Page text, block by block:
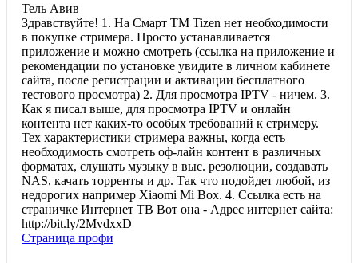
Тель Авив
Здравствуйте! 1. На Смарт ТМ Tizen нет необходимости
в покупке стримера. Просто устанавливается
приложение и можно смотреть (ссылка на приложение и
рекомендации по установке увидите в личном кабинете
сайта, после регистрации и активации бесплатного
тестового просмотра) 2. Для просмотра IPTV - ничем. 3.
Как я писал выше, для просмотра IPTV и онлайн
контента нет каких-то особых требований к стримеру.
Тех характеристики стримера важны, когда есть
необходимость смотреть оф-лайн контент в различных
форматах, слушать музыку в выс. резолюции, создавать
NAS, качать торренты и др. Так что подойдет любой, из
недорогих например Xiaomi Mi Box. 4. Ссылка есть на
страничке Интернет ТВ Вот она - Адрес интернет сайта:
http://bit.ly/2MvdxxD
Страница профи